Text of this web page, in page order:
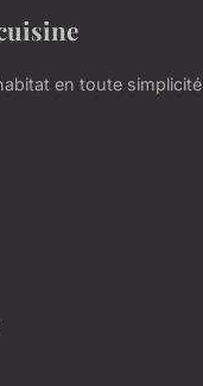
en toute simplicité